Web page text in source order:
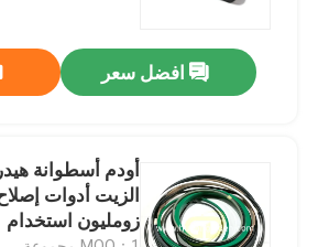
افضل سعر
أودم أسطوانة
الزيت أدوات
زومليون استخدام